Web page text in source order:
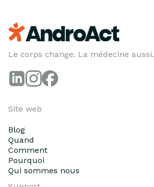
Le corps change. La médecine aussi.
Site web
Blog
Quand
Comment
Pourquoi
Qui sommes nous